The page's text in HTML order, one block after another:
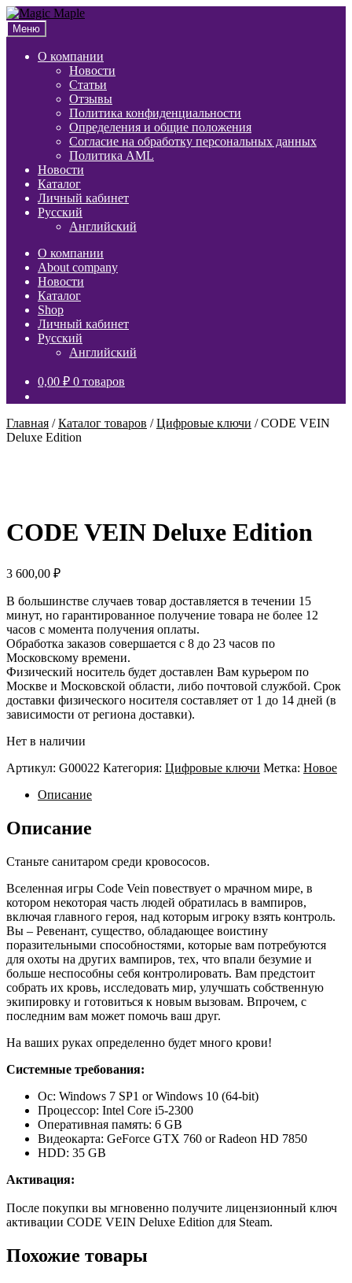
Перейти
к
навигации
Перейти
к
содержимому
Меню
О компании
Новости
Статьи
Отзывы
Политика конфиденциальности
Определения и общие положения
Согласие на обработку персональных данных
Политика AML
Новости
Каталог
Личный кабинет
Русский
Английский
О компании
About company
Новости
Каталог
Shop
Личный кабинет
Русский
Английский
0,00 ₽ 0 товаров
Главная /Каталог товаров /Цифровые ключи /CODE VEIN
Deluxe Edition
CODE VEIN Deluxe Edition
3 600,00 ₽
В большинстве случаев товар доставляется в течении 15
минут, но гарантированное получение товара не более 12
часов с момента получения оплаты.
Обработка заказов совершается с 8 до 23 часов по
Московскому времени.
Физический носитель будет доставлен Вам курьером по
Москве и Московской области, либо почтовой службой. Срок
доставки физического носителя составляет от 1 до 14 дней (в
зависимости от региона доставки).
Нет в наличии
Артикул: G00022 Категория: Цифровые ключи Метка: Новое
Описание
Описание
Станьте санитаром среди кровососов.
Вселенная игры Code Vein повествует о мрачном мире, в
котором некоторая часть людей обратилась в вампиров,
включая главного героя, над которым игроку взять контроль.
Вы – Ревенант, существо, обладающее воистину
поразительными способностями, которые вам потребуются
для охоты на других вампиров, тех, что впали безумие и
больше неспособны себя контролировать. Вам предстоит
собрать их кровь, исследовать мир, улучшать собственную
экипировку и готовиться к новым вызовам. Впрочем, с
последним вам может помочь ваш друг.
На ваших руках определенно будет много крови!
Системные требования:
Ос: Windows 7 SP1 or Windows 10 (64-bit)
Процессор: Intel Core i5-2300
Оперативная память: 6 GB
Видеокарта: GeForce GTX 760 or Radeon HD 7850
HDD: 35 GB
Активация:
После покупки вы мгновенно получите лицензионный ключ
активации CODE VEIN Deluxe Edition для Steam.
Похожие товары